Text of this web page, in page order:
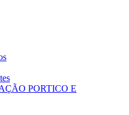
PORTICO E